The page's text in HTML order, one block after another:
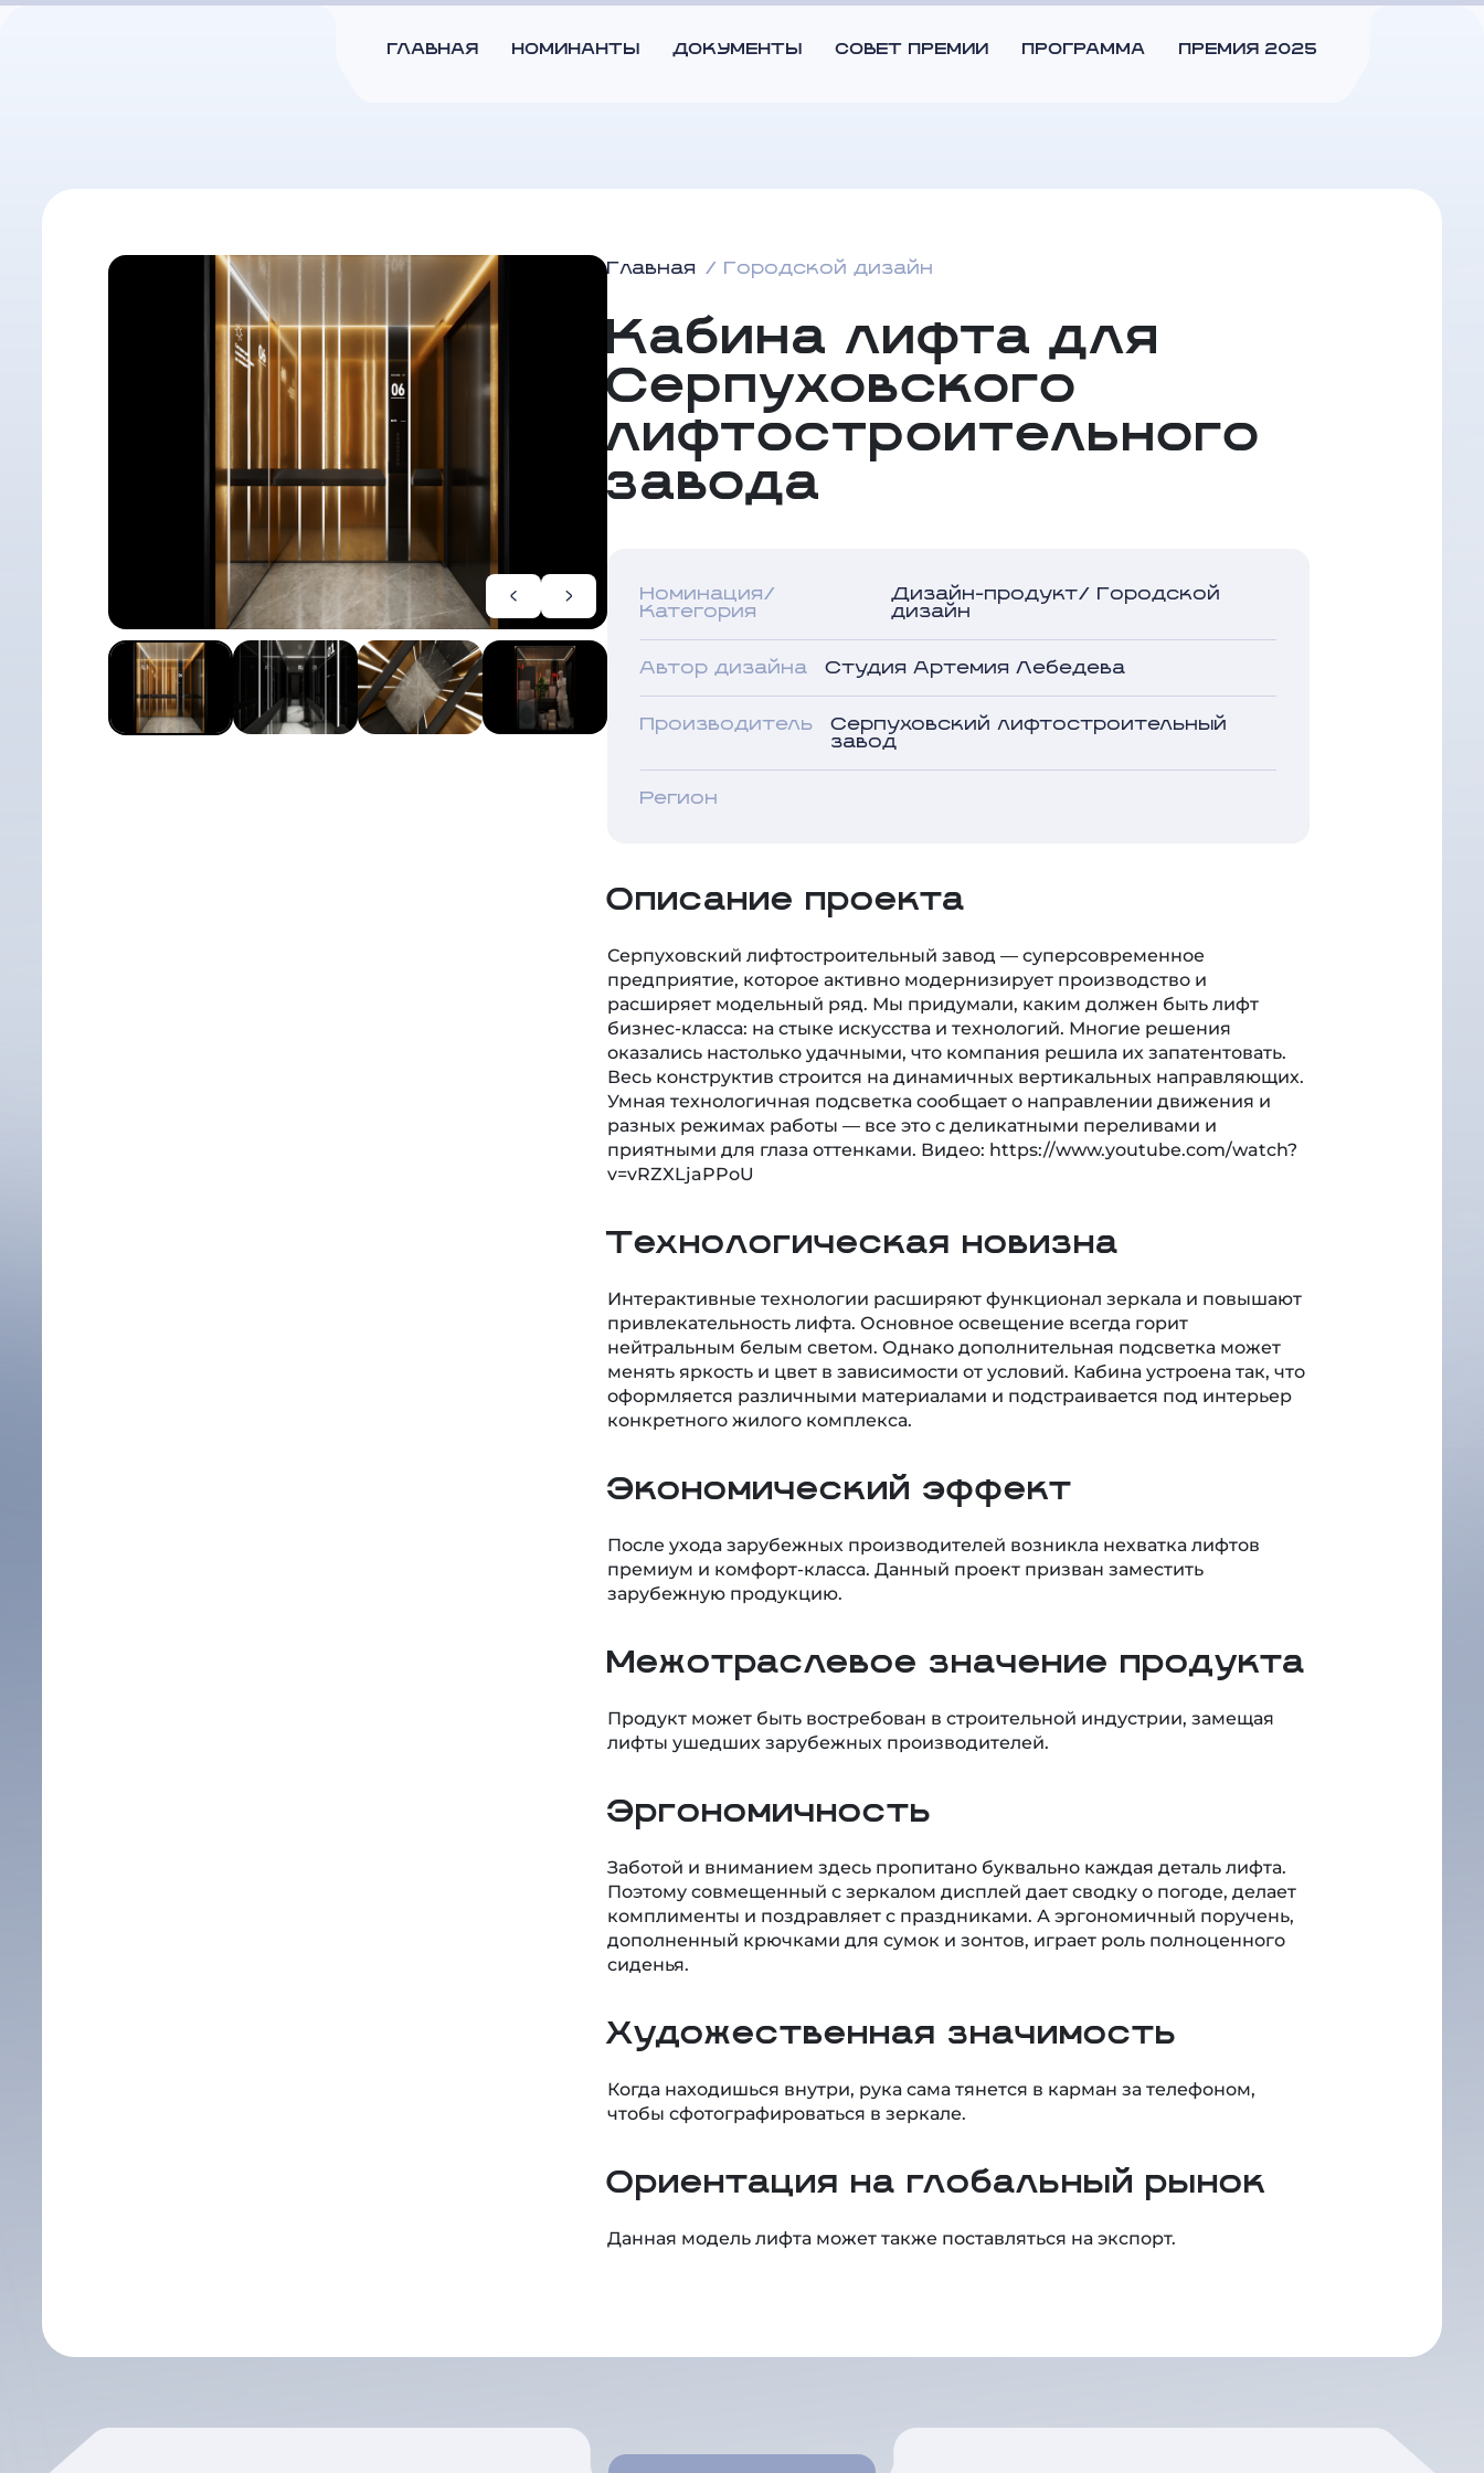
Главная Городской дизайн
Кабина лифта для
Серпуховского
лифтостроительного
завода
Номинация/
Категория
Дизайн-продукт/ Городской
дизайн
Автор дизайна Студия Артемия Лебедева
Производитель
Серпуховский лифтостроительный
завод
Регион
Описание проекта
Серпуховский лифтостроительный завод — суперсовременное
предприятие, которое активно модернизирует производство и
расширяет модельный ряд. Мы придумали, каким должен быть лифт
бизнес-класса: на стыке искусства и технологий. Многие решения
оказались настолько удачными, что компания решила их запатентовать.
Весь конструктив строится на динамичных вертикальных направляющих.
Умная технологичная подсветка сообщает о направлении движения и
разных режимах работы — все это с деликатными переливами и
приятными для глаза оттенками. Видео: https://www.youtube.com/watch?
v=vRZXLjaPPoU
Технологическая новизна
Интерактивные технологии расширяют функционал зеркала и повышают
привлекательность лифта. Основное освещение всегда горит
нейтральным белым светом. Однако дополнительная подсветка может
менять яркость и цвет в зависимости от условий. Кабина устроена так, что
оформляется различными материалами и подстраивается под интерьер
конкретного жилого комплекса.
Экономический эффект
После ухода зарубежных производителей возникла нехватка лифтов
премиум и комфорт-класса. Данный проект призван заместить
зарубежную продукцию.
Межотраслевое значение продукта
Продукт может быть востребован в строительной индустрии, замещая
лифты ушедших зарубежных производителей.
Эргономичность
Заботой и вниманием здесь пропитано буквально каждая деталь лифта.
Поэтому совмещенный с зеркалом дисплей дает сводку о погоде, делает
комплименты и поздравляет с праздниками. А эргономичный поручень,
дополненный крючками для сумок и зонтов, играет роль полноценного
сиденья.
Художественная значимость
Когда находишься внутри, рука сама тянется в карман за телефоном,
чтобы сфотографироваться в зеркале.
Ориентация на глобальный рынок
Данная модель лифта может также поставляться на экспорт.